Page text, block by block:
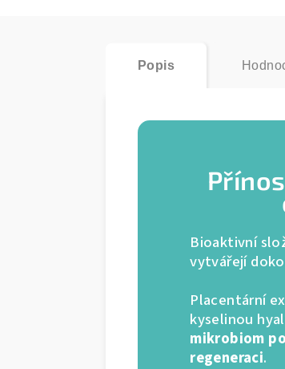
Popis
Bioaktivní
vytvářejí
Placentární
kyselinou
mikrobiom
regeneraci.